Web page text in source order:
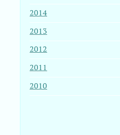
2014
2013
2012
2011
2010